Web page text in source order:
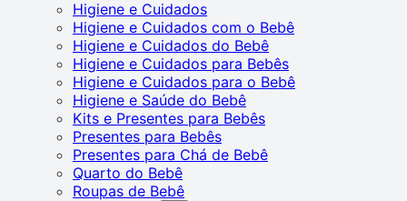
Higiene e Cuidados
Higiene e Cuidados com o Bebê
Higiene e Cuidados do Bebê
Higiene e Cuidados para Bebês
Higiene e Cuidados para o Bebê
Higiene e Saúde do Bebê
Kits e Presentes para Bebês
Presentes para Bebês
Presentes para Chá de Bebê
Quarto do Bebê
Roupas de Bebê